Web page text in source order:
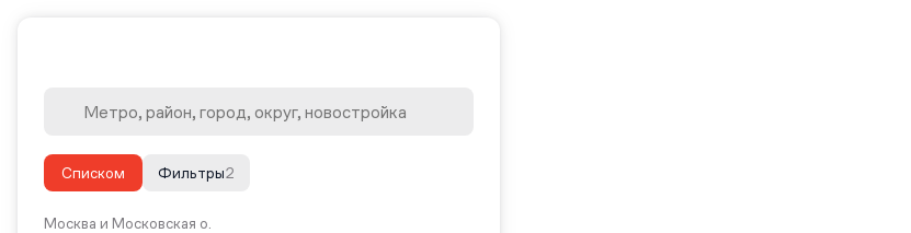
Списком 2
Фильтры
Москва и Московская о.